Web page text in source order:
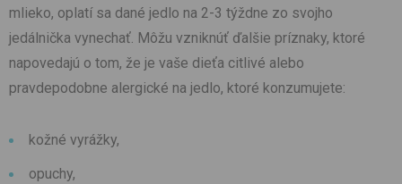
mlieko, oplatí sa dané jedlo na 2-3 týždne zo svojho
jedálnička vynechať. Môžu vzniknúť ďalšie príznaky, ktoré
napovedajú o tom, že je vaše dieťa citlivé alebo
pravdepodobne alergické na jedlo, ktoré konzumujete:
kožné vyrážky,
opuchy,